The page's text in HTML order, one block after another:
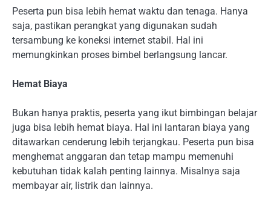
Peserta pun bisa lebih hemat waktu dan tenaga. Hanya
saja, pastikan perangkat yang digunakan sudah
tersambung ke koneksi internet stabil. Hal ini
memungkinkan proses bimbel berlangsung lancar.
Hemat Biaya
Bukan hanya praktis, peserta yang ikut bimbingan belajar
juga bisa lebih hemat biaya. Hal ini lantaran biaya yang
ditawarkan cenderung lebih terjangkau. Peserta pun bisa
menghemat anggaran dan tetap mampu memenuhi
kebutuhan tidak kalah penting lainnya. Misalnya saja
membayar air, listrik dan lainnya.